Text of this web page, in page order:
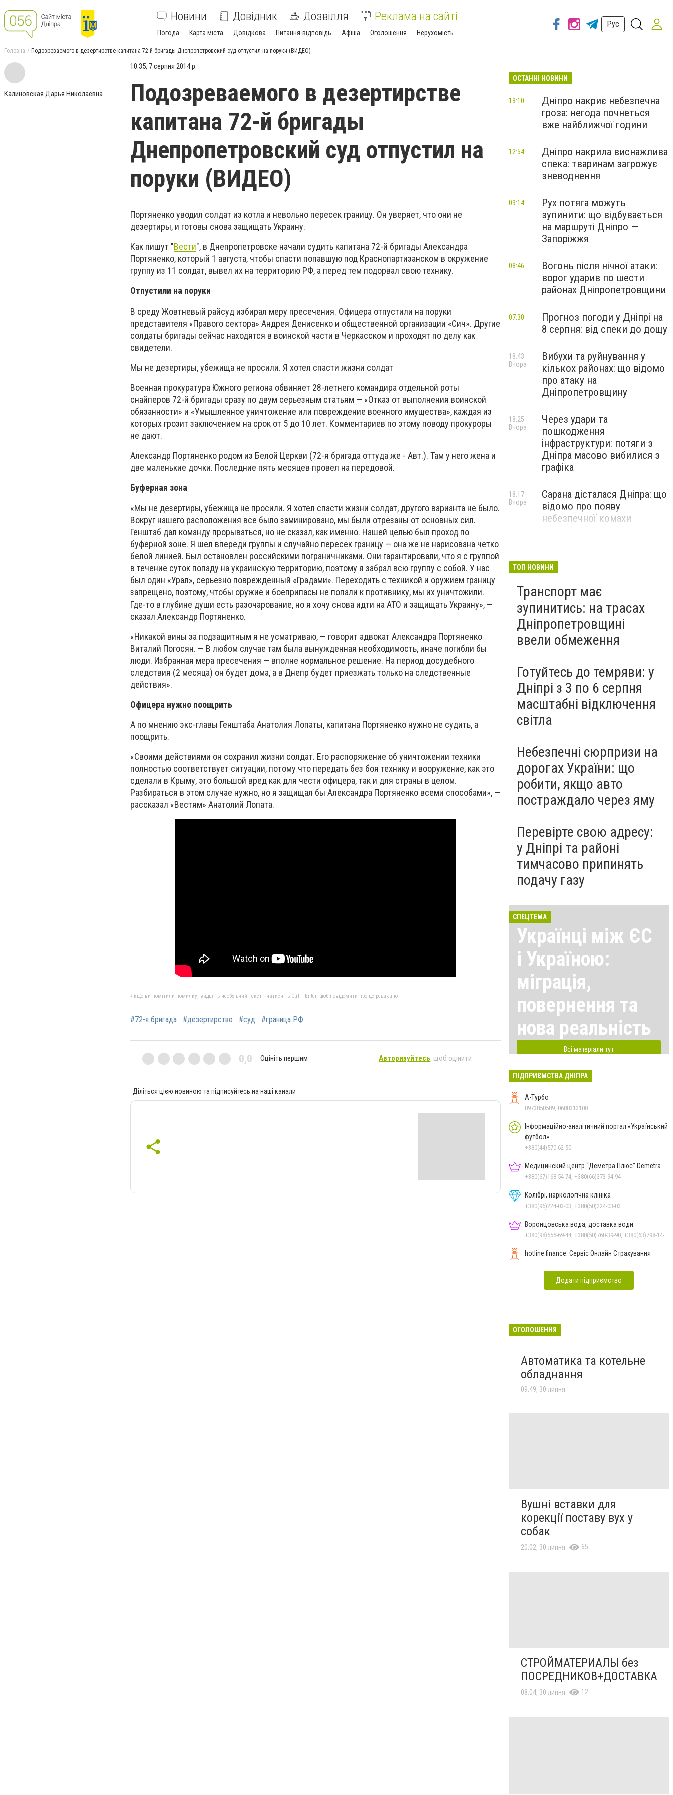
Новини Довідник Дозвілля Реклама на сайті
Погода Карта міста Довідкова Питання-відповідь Афіша Оголошення Нерухомість
Рус
Головна Подозреваемого в дезертирстве капитана 72-й бригады Днепропетровский суд отпустил на поруки (ВИДЕО)
Калиновская Дарья Николаевна
10:35, 7 серпня 2014 р.
Подозреваемого в дезертирстве
капитана 72-й бригады
Днепропетровский суд отпустил на
поруки (ВИДЕО)
Портяненко уводил солдат из котла и невольно пересек границу. Он уверяет, что они не
дезертиры, и готовы снова защищать Украину.
Как пишут "Вести", в Днепропетровске начали судить капитана 72-й бригады Александра
Портяненко, который 1 августа, чтобы спасти попавшую под Краснопартизанском в окружение
группу из 11 солдат, вывел их на территорию РФ, а перед тем подорвал свою технику.
Отпустили на поруки
В среду Жовтневый райсуд избирал меру пресечения. Офицера отпустили на поруки
представителя «Правого сектора» Андрея Денисенко и общественной организации «Сич». Другие
солдаты бригады сейчас находятся в воинской части в Черкасском и проходят по делу как
свидетели.
Мы не дезертиры, убежища не просили. Я хотел спасти жизни солдат
Военная прокуратура Южного региона обвиняет 28-летнего командира отдельной роты
снайперов 72-й бригады сразу по двум серьезным статьям — «Отказ от выполнения воинской
обязанности» и «Умышленное уничтожение или повреждение военного имущества», каждая из
которых грозит заключением на срок от 5 до 10 лет. Комментариев по этому поводу прокуроры
не дают.
Александр Портяненко родом из Белой Церкви (72-я бригада оттуда же - Авт.). Там у него жена и
две маленькие дочки. Последние пять месяцев провел на передовой.
Буферная зона
«Мы не дезертиры, убежища не просили. Я хотел спасти жизни солдат, другого варианта не было.
Вокруг нашего расположения все было заминировано, мы были отрезаны от основных сил.
Генштаб дал команду прорываться, но не сказал, как именно. Нашей целью был проход по
буферной зоне. Я шел впереди группы и случайно пересек границу — она же не нарисована четко
белой линией. Был остановлен российскими пограничниками. Они гарантировали, что я с группой
в течение суток попаду на украинскую территорию, поэтому я забрал всю группу с собой. У нас
был один «Урал», серьезно поврежденный «Градами». Переходить с техникой и оружием границу
запрещено, поэтому, чтобы оружие и боеприпасы не попали к противнику, мы их уничтожили.
Где-то в глубине души есть разочарование, но я хочу снова идти на АТО и защищать Украину», —
сказал Александр Портяненко.
«Никакой вины за подзащитным я не усматриваю, — говорит адвокат Александра Портяненко
Виталий Погосян. — В любом случае там была вынужденная необходимость, иначе погибли бы
люди. Избранная мера пресечения — вполне нормальное решение. На период досудебного
следствия (2 месяца) он будет дома, а в Днепр будет приезжать только на следственные
действия».
Офицера нужно поощрить
А по мнению экс-главы Генштаба Анатолия Лопаты, капитана Портяненко нужно не судить, а
поощрить.
«Своими действиями он сохранил жизни солдат. Его распоряжение об уничтожении техники
полностью соответствует ситуации, потому что передать без боя технику и вооружение, как это
сделали в Крыму, это большой вред как для чести офицера, так и для страны в целом.
Разбираться в этом случае нужно, но я защищал бы Александра Портяненко всеми способами», —
рассказал «Вестям» Анатолий Лопата.
Якщо ви помітили помилку, виділіть необхідний текст і натисніть Ctrl + Enter, щоб повідомити про це редакцію
#72-я бригада #дезертирство #суд #граница РФ
0,0 Оцініть першим Авторизуйтесь, щоб оцінити
Діліться цією новиною та підписуйтесь на наші канали
ОСТАННІ НОВИНИ
Дніпро накриє небезпечна
гроза: негода почнеться
вже найближчої години
13:10
Дніпро накрила виснажлива
спека: тваринам загрожує
зневоднення
12:54
Рух потяга можуть
зупинити: що відбувається
на маршруті Дніпро —
Запоріжжя
09:14
Вогонь після нічної атаки:
ворог ударив по шести
районах Дніпропетровщини
08:46
Прогноз погоди у Дніпрі на
8 серпня: від спеки до дощу
07:30
Вибухи та руйнування у
кількох районах: що відомо
про атаку на
Дніпропетровщину
18:43
Вчора
Через удари та
пошкодження
інфраструктури: потяги з
Дніпра масово вибилися з
графіка
18:25
Вчора
Сарана дісталася Дніпра: що
відомо про появу
небезпечної комахи
18:17
Вчора
ТОП НОВИНИ
Транспорт має
зупинитись: на трасах
Дніпропетровщині
ввели обмеження
Готуйтесь до темряви: у
Дніпрі з 3 по 6 серпня
масштабні відключення
світла
Небезпечні сюрпризи на
дорогах України: що
робити, якщо авто
постраждало через яму
Перевірте свою адресу:
у Дніпрі та районі
тимчасово припинять
подачу газу
СПЕЦТЕМА
Українці між ЄС
і Україною:
міграція,
повернення та
нова реальність
Всі матеріали тут
ПІДПРИЄМСТВА ДНІПРА
А-Турбо
0973850589, 0680313100
Інформаційно-аналітичний портал «Український
футбол»
+380(44)570-62-50
Медицинский центр “Деметра Плюс” Demetra
+380(67)168-54-74, +380(66)373-94-94
Колібрі, наркологічна клініка
+380(96)224-03-03, +380(50)224-03-03
Воронцовська вода, доставка води
hotline.finance: Сервіс Онлайн Страхування
Додати підприємство
ОГОЛОШЕННЯ
Автоматика та котельне
обладнання
09:49, 30 липня
Вушні вставки для
корекції поставу вух у
собак
20:02, 30 липня 65
СТРОЙМАТЕРИАЛЫ без
ПОСРЕДНИКОВ+ДОСТАВКА
08:04, 30 липня 12